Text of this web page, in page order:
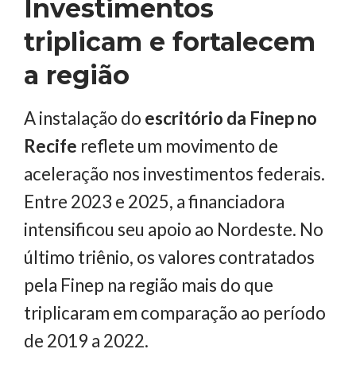
Investimentos
triplicam e fortalecem
a região
A instalação do escritório da Finep no
Recife reflete um movimento de
aceleração nos investimentos federais.
Entre 2023 e 2025, a financiadora
intensificou seu apoio ao Nordeste. No
último triênio, os valores contratados
pela Finep na região mais do que
triplicaram em comparação ao período
de 2019 a 2022.